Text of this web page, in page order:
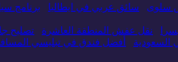
سلوى سائق عربي في ايطاليا برنامج
نقل عفش المنطقة العاشرة تصليح
أفضل فندق في تبليسي